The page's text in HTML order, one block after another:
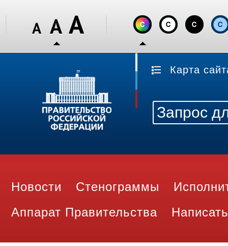
Карта
Новости Стенограммы
Аппарат Правительства